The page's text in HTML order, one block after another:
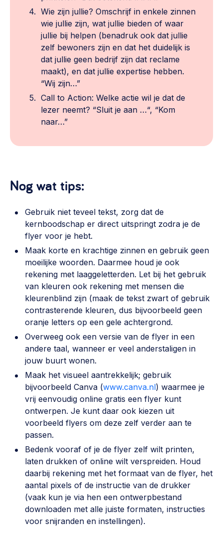
Voorbereiden op crisis, noodsteunpunten,
ontmoetingsplekken >
Buurtenergie
Energiecollectieven, buurt vergroenen, SDG >
Meebeslissen
Uitdaagrecht, gemeenschapsfondsen, lokale democratie >
Samenwerken en lokale politiek
Lobbyen, invloed uitoefenen, maatschappelijke impact >
Omgevingswet en gebiedsontwikkeling
Wie zijn jullie? Omschrijf in enkele zinnen
wie jullie zijn, wat jullie bieden of waar
jullie bij helpen (benadruk ook dat jullie
zelf bewoners zijn en dat het duidelijk is
dat jullie geen bedrijf zijn dat reclame
maakt), en dat jullie expertise hebben.
“Wij zijn…”
Call to Action: Welke actie wil je dat de
lezer neemt? “Sluit je aan …“, “Kom
naar…”
Nog wat tips:
Gebruik niet teveel tekst, zorg dat de
kernboodschap er direct uitspringt zodra je de
flyer voor je hebt.
Maak korte en krachtige zinnen en gebruik geen
moeilijke woorden. Daarmee houd je ook
rekening met laaggeletterden. Let bij het gebruik
van kleuren ook rekening met mensen die
kleurenblind zijn (maak de tekst zwart of gebruik
contrasterende kleuren, dus bijvoorbeeld geen
oranje letters op een gele achtergrond.
Overweeg ook een versie van de flyer in een
andere taal, wanneer er veel anderstaligen in
jouw buurt wonen.
Maak het visueel aantrekkelijk; gebruik
bijvoorbeeld Canva (www.canva.nl) waarmee je
vrij eenvoudig online gratis een flyer kunt
ontwerpen. Je kunt daar ook kiezen uit
voorbeeld flyers om deze zelf verder aan te
passen.
Bedenk vooraf of je de flyer zelf wilt printen,
laten drukken of online wilt verspreiden. Houd
daarbij rekening met het formaat van de flyer, het
aantal pixels of de instructie van de drukker
(vaak kun je via hen een ontwerpbestand
downloaden met alle juiste formaten, instructies
voor snijranden en instellingen).